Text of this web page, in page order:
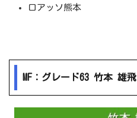
ロアッソ熊本
MF：グレード63 竹本 雄飛